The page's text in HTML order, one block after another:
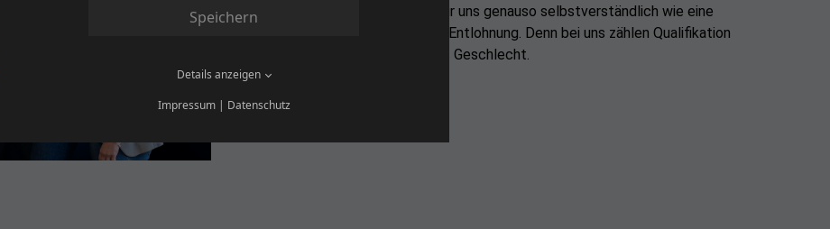
Führungspositionen sind für uns genauso selbstverständlich wie eine
geschlechterunabhängige Entlohnung. Denn bei uns zählen Qualifikation
und Leistung und nicht das Geschlecht.
Speichern
Details anzeigen
Impressum| Datenschutz